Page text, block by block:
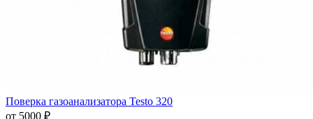
Поверка газоанализатора Testo 320
от 5000 ₽